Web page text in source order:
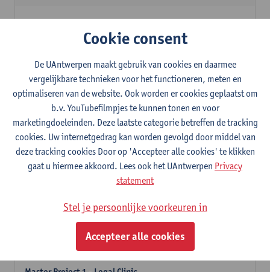
1E/2E SEM
studiepunten
Lesgever(s):
Anne Van de Vijver
Courtney Marsh-Rosseel
Research Methodologies
1E/2E SEM
6studiepunten
Lesgever(s):
Anne Van de Vijver
Sarah Katz-Lavigne
Shiri Roelofs
studiepunten
Lesgever(s):
Thalia Kruger Feyisayo Lari-Williams
Master's Project I
Cookie consent
De UAntwerpen maakt gebruik van cookies en daarmee
vergelijkbare technieken voor het functioneren, meten en
optimaliseren van de website. Ook worden er cookies geplaatst om
b.v. YouTubefilmpjes te kunnen tonen en voor
marketingdoeleinden. Deze laatste categorie betreffen de tracking
cookies. Uw internetgedrag kan worden gevolgd door middel van
deze tracking cookies Door op 'Accepteer alle cookies' te klikken
gaat u hiermee akkoord. Lees ook het UAntwerpen Privacy
statement
Stel je persoonlijke voorkeuren in
Accepteer alle cookies